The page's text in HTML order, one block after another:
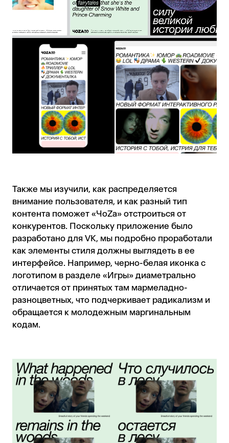
Также мы изучили, как распределяется
внимание пользователя, и как разный тип
контента поможет «ЧоZa» отстроиться от
конкурентов. Поскольку приложение было
разработано для VK, мы подробно проработали
как элементы стиля должны выглядеть в ее
интерфейсе. Например, черно-белая иконка с
логотипом в разделе «Игры» диаметрально
отличается от принятых там мармеладно-
разноцветных, что подчеркивает радикализм и
обращается к молодежным маргинальным
кодам.